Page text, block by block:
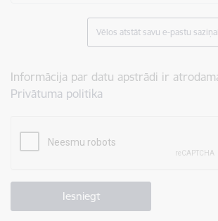
Vēlos atstāt savu e-pastu saziņai
Informācija par datu apstrādi ir
Privātuma politika